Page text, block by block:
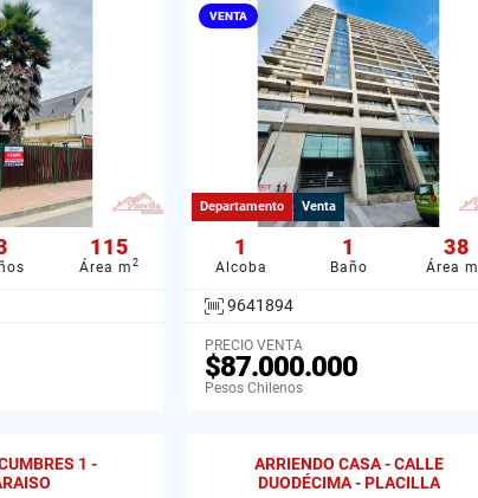
115
Área m 2
VENTA
Departamento Venta
1
Alcoba
1
Baño
38
Área m
9641894
PRECIO VENTA
$87.000.000
Pesos Chilenos
1 -
ARRIENDO CASA - CALLE
DUODÉCIMA - PLACILLA